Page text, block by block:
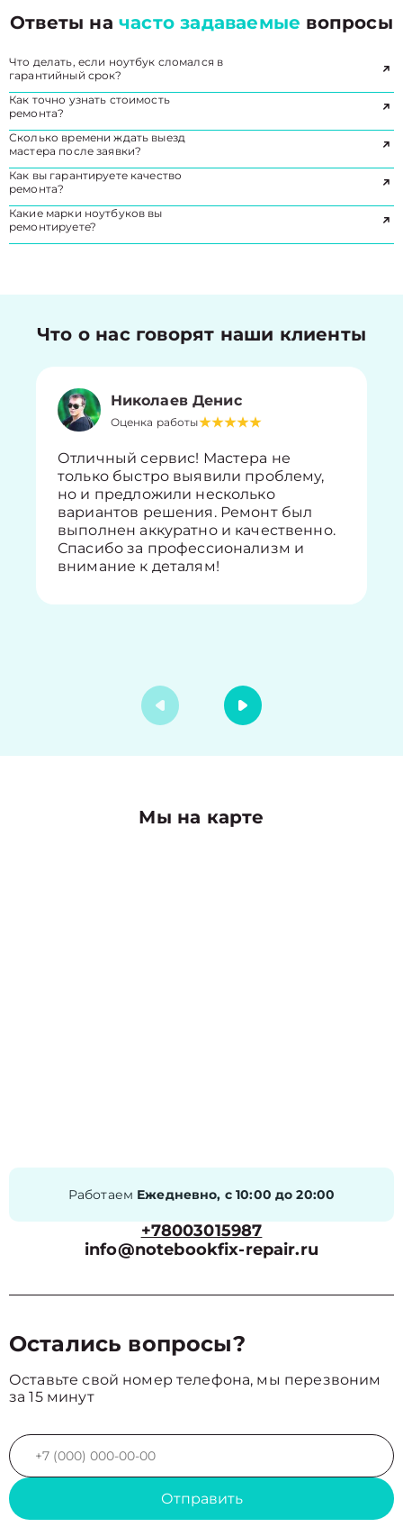
Ответы начасто задаваемые вопросы
Что делать, если ноутбук сломался в
гарантийный срок?
Как точно узнать стоимость
ремонта?
Сколько времени ждать выезд
мастера после заявки?
Как вы гарантируете качество
ремонта?
Какие марки ноутбуков вы
ремонтируете?
Что о нас говорят наши клиенты
Николаев Денис
Оценка работы
Отличный сервис! Мастера не
только быстро выявили проблему,
но и предложили несколько
вариантов решения. Ремонт был
выполнен аккуратно и качественно.
Спасибо за профессионализм и
внимание к деталям!
Мы на карте
Работаем Ежедневно, с 10:00 до 20:00
+78003015987
info@notebookfix-repair.ru
Остались вопросы?
Оставьте свой номер телефона, мы перезвоним
за 15 минут
Отправить